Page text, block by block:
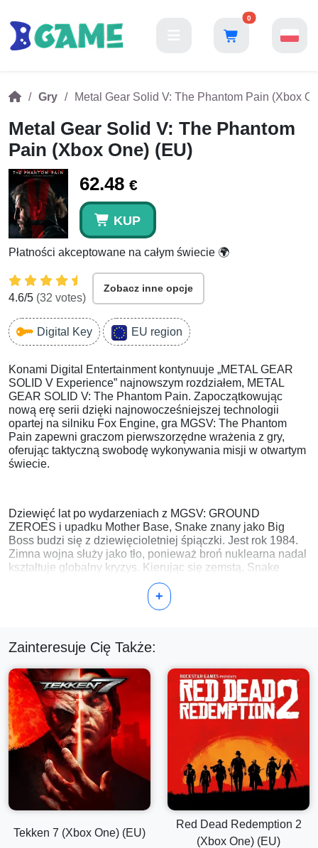
0
Gry Metal Gear Solid V: The Phantom Pain (Xbox
Metal Gear Solid V: The Phantom
Pain (Xbox One) (EU)
62.48 €
KUP
Płatności akceptowane na całym świecie 🌍
4.6/5 (32 votes)
Zobacz inne opcje
Digital Key EU region
Konami Digital Entertainment kontynuuje „METAL GEAR
SOLID V Experience” najnowszym rozdziałem, METAL
GEAR SOLID V: The Phantom Pain. Zapoczątkowując
nową erę serii dzięki najnowocześniejszej technologii
opartej na silniku Fox Engine, gra MGSV: The Phantom
Pain zapewni graczom pierwszorzędne wrażenia z gry,
oferując taktyczną swobodę wykonywania misji w otwartym
świecie.
Dziewięć lat po wydarzeniach z MGSV: GROUND
ZEROES i upadku Mother Base, Snake znany jako Big
Boss budzi się z dziewięcioletniej śpiączki. Jest rok 1984.
Zimna wojna służy jako tło, ponieważ broń nuklearna nadal
kształtuje globalny kryzys. Kierując się zemstą, Snake
tworzy nową prywatną armię i wraca na pole bitwy w pogoni
+
Zainteresuje Cię Także:
Tekken 7 (Xbox One) (EU)
Red Dead Redemption 2
(Xbox One) (EU)